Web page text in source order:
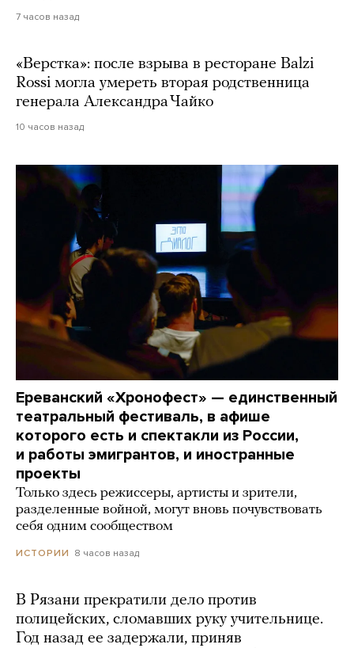
7 часов назад
«Верстка»: после взрыва в ресторане Balzi
Rossi могла умереть вторая родственница
генерала Александра Чайко
10 часов назад
Ереванский «Хронофест» — единственный
театральный фестиваль, в афише
которого есть и спектакли из России,
и работы эмигрантов, и иностранные
проекты
Только здесь режиссеры, артисты и зрители,
разделенные войной, могут вновь почувствовать
себя одним сообществом
ИСТОРИИ 8 часов назад
В Рязани прекратили дело против
полицейских, сломавших руку учительнице.
Год назад ее задержали, приняв